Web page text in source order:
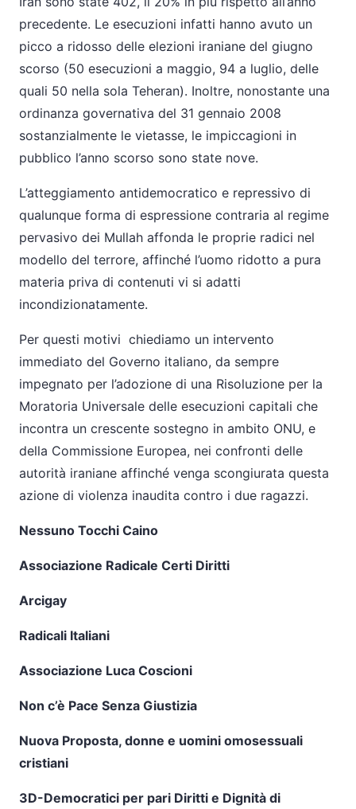
precedente. Le esecuzioni infatti hanno avuto un
picco a ridosso delle elezioni iraniane del giugno
scorso (50 esecuzioni a maggio, 94 a luglio, delle
quali 50 nella sola Teheran). Inoltre, nonostante una
ordinanza governativa del 31 gennaio 2008
sostanzialmente le vietasse, le impiccagioni in
pubblico l’anno scorso sono state nove.
L’atteggiamento antidemocratico e repressivo di
qualunque forma di espressione contraria al regime
pervasivo dei Mullah affonda le proprie radici nel
modello del terrore, affinché l’uomo ridotto a pura
materia priva di contenuti vi si adatti
incondizionatamente.
Per questi motivi chiediamo un intervento
immediato del Governo italiano, da sempre
impegnato per l’adozione di una Risoluzione per la
Moratoria Universale delle esecuzioni capitali che
incontra un crescente sostegno in ambito ONU, e
della Commissione Europea, nei confronti delle
autorità iraniane affinché venga scongiurata questa
azione di violenza inaudita contro i due ragazzi.
Nessuno Tocchi Caino
Associazione Radicale Certi Diritti
Arcigay
Radicali Italiani
Associazione Luca Coscioni
Non c’è Pace Senza Giustizia
Nuova Proposta, donne e uomini omosessuali
cristiani
3D-Democratici per pari Diritti e Dignità di